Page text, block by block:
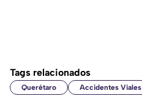
Tags relacionados
Querétaro Accidentes Viales